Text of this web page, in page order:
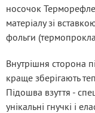
носочок
матеріалу зі
фольги
Внутрішня сторона
краще зберігають
Підошва взуття -
унікальні гнучкі і